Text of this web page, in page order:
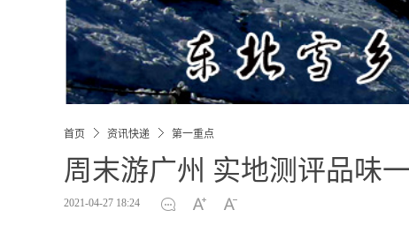
首页 资讯快递 第一重点
周末游广州 实地测评品味
2021-04-27 18:24